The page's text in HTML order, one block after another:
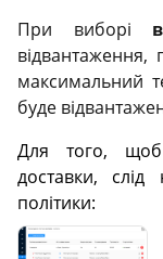
При виборі
відвантаження,
максимальний
буде
Для того, щоб
доставки, слід
політики: